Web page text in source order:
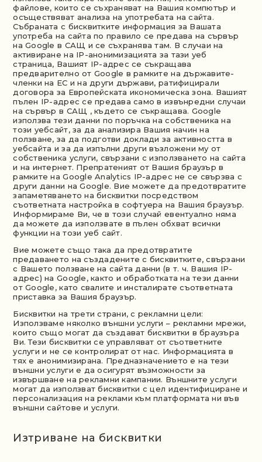
файлове, които се съхраняват на Вашия компютър и
осъществяват анализа на употребата на сайта.
Събраната с бисквитките информация за Вашата
употреба на сайта по правило се предава на сървър
на Google в САЩ и се съхранява там. В случаи на
активиране на IP-анонимизацията за тази уеб
страница, Вашият IP-адрес се съкращава
предварително от Google в рамките на държавите-
членки на ЕС и на други държави, ратифицирали
договора за Европейската икономическа зона. Вашият
пълен IP-адрес се предава само в извънредни случаи
на сървър в САЩ , където се съкращава. Google
използва тези данни по поръчка на собственика на
този уебсайт, за да анализира Вашия начин на
ползване, за да подготви доклади за активността в
уебсайта и за да изпълни други възложени му от
собственика услуги, свързани с използването на сайта
и на интернет. Препратеният от Вашия браузър в
рамките на Google Analytics IP-адрес не се свързва с
други данни на Google. Вие можете да предотвратите
запаметяването на бисквитки посредством
съответната настройка в софтуера на Вашия браузър.
Информираме Ви, че в този случай евентуално няма
да можете да използвате в пълен обхват всички
функции на този уеб сайт.
Вие можете също така да предотвратите
предаването на създадените с бисквитките, свързани
с Вашето ползване на сайта данни (в т. ч. Вашия IP-
адрес) на Google, както и обработката на тези данни
от Google, като свалите и инсталирате съответната
приставка за Вашия браузър.
Бисквитки на трети страни, с рекламни цели:
Използваме няколко външни услуги – рекламни мрежи,
които също могат да създават бисквитки в браузъра
Ви. Тези бисквитки се управляват от съответните
услуги и не се контролират от нас. Информацията в
тях е анонимизирана. Предназначението е на тези
външни услуги е да осигурят възможности за
извършване на рекламни кампании. Външните услуги
могат да използват бисквитки с цел идентифициране и
персонализация на реклами към платформата ни във
външни сайтове и услуги.
Изтpивaнe нa биcквитки